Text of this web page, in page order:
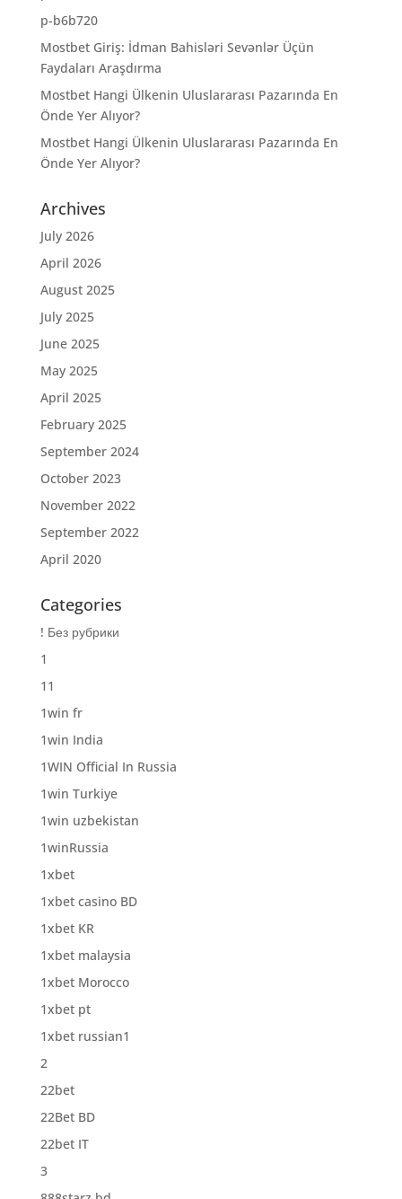
p-b6b720
Mostbet Giriş: İdman Bahisləri Sevənlər Üçün
Faydaları Araşdırma
Mostbet Hangi Ülkenin Uluslararası Pazarında En
Önde Yer Alıyor?
Mostbet Hangi Ülkenin Uluslararası Pazarında En
Önde Yer Alıyor?
Archives
July 2026
April 2026
August 2025
July 2025
June 2025
May 2025
April 2025
February 2025
September 2024
October 2023
November 2022
September 2022
April 2020
Categories
! Без рубрики
1
11
1win fr
1win India
1WIN Official In Russia
1win Turkiye
1win uzbekistan
1winRussia
1xbet
1xbet casino BD
1xbet KR
1xbet malaysia
1xbet Morocco
1xbet pt
1xbet russian1
2
22bet
22Bet BD
22bet IT
3